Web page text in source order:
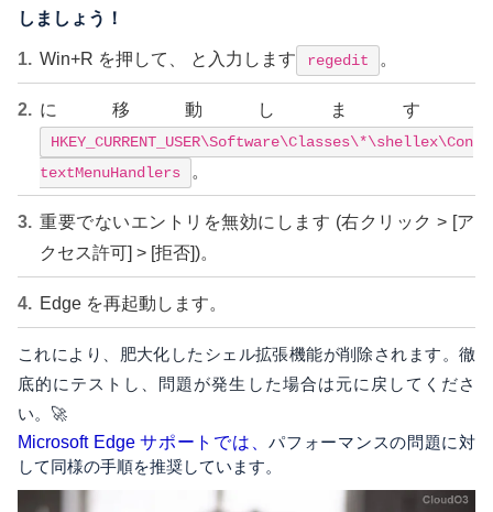
しましょう！
Win+R を押して、 と入力します regedit 。
に移動します
HKEY_CURRENT_USER\Software\Classes\*\shellex\Con
textMenuHandlers
。
重要でないエントリを無効にします (右クリック > [ア
クセス許可] > [拒否])。
Edge を再起動します。
これにより、肥大化したシェル拡張機能が削除されます。徹
底的にテストし、問題が発生した場合は元に戻してくださ
い。🚀
Microsoft Edge サポートでは、パフォーマンスの問題に対
して同様の手順を推奨しています。